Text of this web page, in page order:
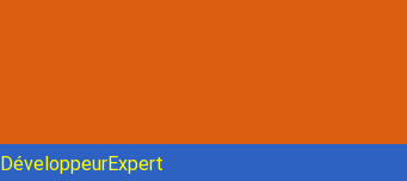
DéveloppeurExpert